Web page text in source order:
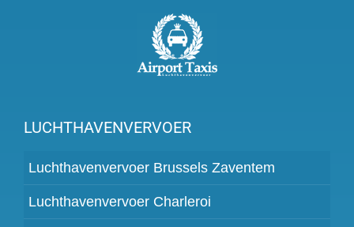
LUCHTHAVENVERVOER
Luchthavenvervoer Brussels Zaventem
Luchthavenvervoer Charleroi